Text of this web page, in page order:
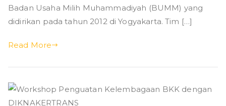
Badan Usaha Milih Muhammadiyah (BUMM) yang
didirikan pada tahun 2012 di Yogyakarta. Tim […]
Read More